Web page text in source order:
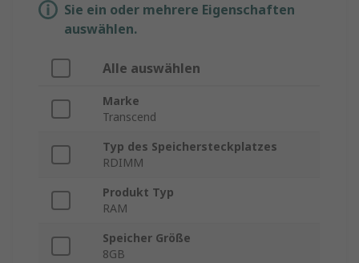
Sie ein oder mehrere Eigenschaften
auswählen.
Alle auswählen
Marke
Transcend
Typ des Speichersteckplatzes
RDIMM
Produkt Typ
RAM
Speicher Größe
8GB